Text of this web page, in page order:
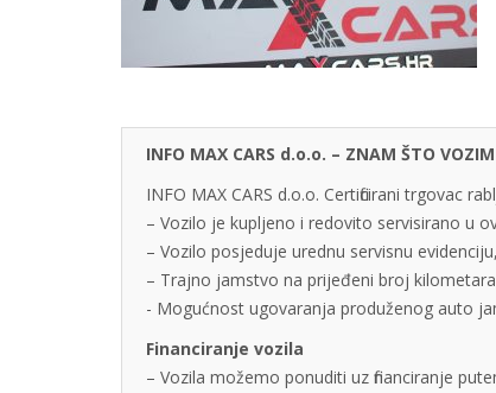
INFO MAX CARS d.o.o. – ZNAM ŠTO
INFO MAX CARS d.o.o. Certificirani trgovac
– Vozilo je kupljeno i redovito servisirano u
– Vozilo posjeduje urednu servisnu evidenciju,
– Trajno jamstvo na prijeđeni broj
- Mogućnost ugovaranja produženog auto
Financiranje vozila
– Vozila možemo ponuditi uz financiranje